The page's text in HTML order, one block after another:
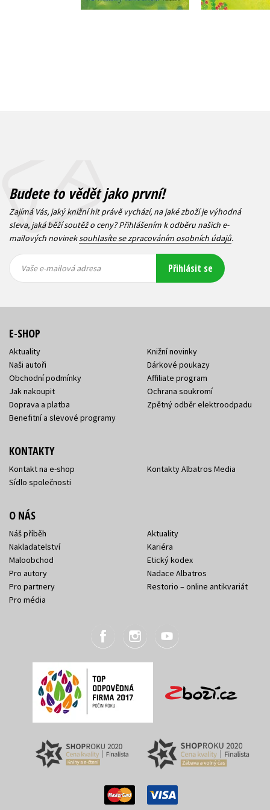
Budete to vědět jako první!
Zajímá Vás, jaký knižní hit právě vychází, na jaké zboží je výhodná
sleva, jaká běží soutěž o ceny? Přihlášením k odběru našich e-
mailových novineksouhlasíte se zpracováním osobních údajů.
mailová
mailová
Vaše e-mailová adresa Přihlásit se
E-SHOP
Aktuality
Naši autoři
Obchodní podmínky
Jak nakoupit
Doprava a platba
Benefitní a slevové programy
Knižní novinky
Dárkové poukazy
Affiliate program
Ochrana soukromí
Zpětný odběr elektroodpadu
KONTAKTY
Kontakt na e-shop
Sídlo společnosti
Kontakty Albatros Media
O NÁS
Náš příběh
Nakladatelství
Maloobchod
Pro autory
Pro partnery
Pro média
Aktuality
Kariéra
Etický kodex
Nadace Albatros
Restorio – online antikvariát